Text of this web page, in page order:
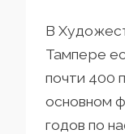
В
Тампере
почти 400
основном
годов по